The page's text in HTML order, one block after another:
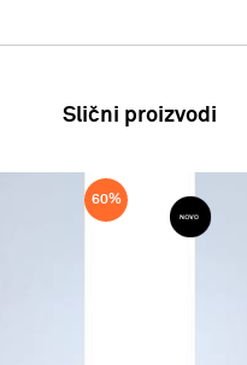
Sastav: 82%POLIAMID,
Slični proizvodi
60%